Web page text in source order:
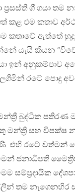
ගී ගයා තම
එම කතාව
කතාවේ ඇත්තේ
යැයි කියන
ඉන් අනුකම්පාව
රටේ පොදු
බුද්ධික පතිරණ
මන්ත්‍රි සහ
එහි රටේ වත්මන්
ජනාධිපති
සම්ප්‍රදායික
තම නැගෙනහිර